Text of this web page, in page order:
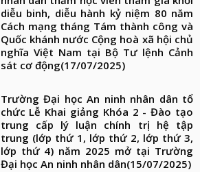
diễu binh, diễu hành kỷ niệm 80 năm
Cách mạng tháng Tám thành công và
Quốc khánh nước Cộng hoà xã hội chủ
nghĩa Việt Nam tại Bộ Tư lệnh Cảnh
sát cơ động(17/07/2025)
Trường Đại học An ninh nhân dân tổ
chức Lễ Khai giảng Khóa 2 - Đào tạo
trung cấp lý luận chính trị hệ tập
trung (lớp thứ 1, lớp thứ 2, lớp thứ 3,
lớp thứ 4) năm 2025 mở tại Trường
Đại học An ninh nhân dân(15/07/2025)